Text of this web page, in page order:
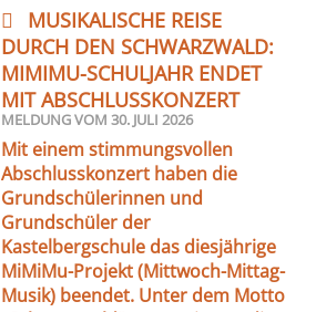
MUSIKALISCHE REISE
DURCH DEN SCHWARZWALD:
MIMIMU-SCHULJAHR ENDET
MIT ABSCHLUSSKONZERT
MELDUNG VOM 30. JULI 2026
Mit einem stimmungsvollen
Abschlusskonzert haben die
Grundschülerinnen und
Grundschüler der
Kastelbergschule das diesjährige
MiMiMu-Projekt (Mittwoch-Mittag-
Musik) beendet. Unter dem Motto